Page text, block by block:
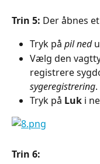
Trin 5: Der åbnes
Tryk på pil ned
Vælg den
registrere
sygeregistrering.
Tryk på Luk i
Trin 6: